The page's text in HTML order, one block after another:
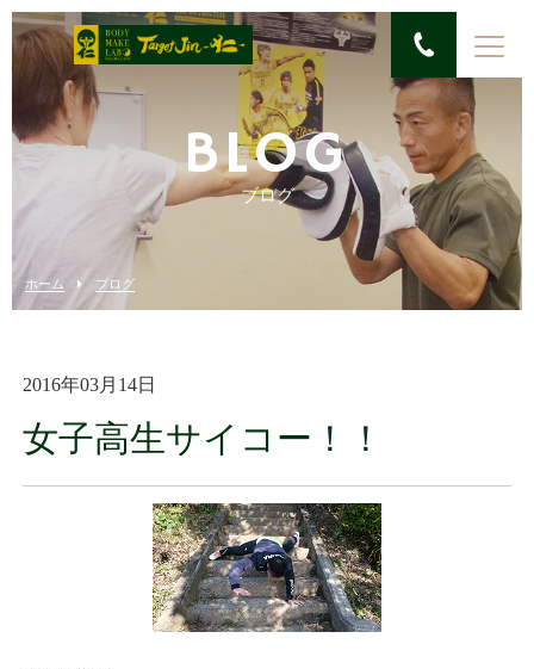
BLOG
ブログ
ホーム ブログ
2016年03月14日
女子高生サイコー！！